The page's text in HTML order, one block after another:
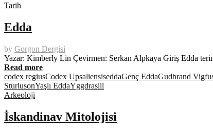
Tarih
Edda
by Gorgon Dergisi
Yazar: Kimberly Lin Çevirmen: Serkan Alpkaya Giriş Edda
Read more
codex regiusCodex UpsaliensiseddaGenç EddaGudbrand
SturlusonYaşlı EddaYggdrasill
Arkeoloji
İskandinav Mitolojisi